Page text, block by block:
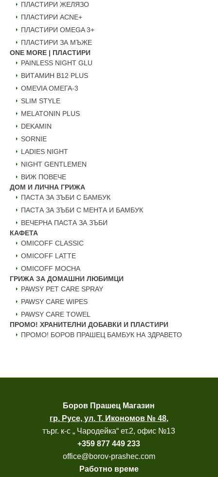
ПЛАСТИРИ ЖЕЛЯЗО
ПЛАСТИРИ ACNE+
ПЛАСТИРИ OMEGA 3+
ПЛАСТИРИ ЗА МЪЖЕ
ONE MORE | ПЛАСТИРИ
PAINLESS NIGHT GLU
ВИТАМИН B12 PLUS
ОMEVIA ОМЕГА-3
SLIM STYLE
MELATONIN PLUS
DEKAMIN
SORNIE
LADIES NIGHT
NIGHT GENTLEMEN
ВИЖ ПОВЕЧЕ
ДОМ И ЛИЧНА ГРИЖА
ПАСТА ЗА ЗЪБИ С БАМБУК
ПАСТА ЗА ЗЪБИ С МЕНТА И БАМБУК
ВЕЧЕРНА ПАСТА ЗА ЗЪБИ
КАФЕТА
OMICOFF CLASSIC
OMICOFF LATTE
OMICOFF MOCHA
ГРИЖА ЗА ДОМАШНИ ЛЮБИМЦИ
PAWSY PET CARE SPRAY
PAWSY CARE WIPES
PAWSY CARE TOWEL
ПРОМО! ХРАНИТЕЛНИ ДОБАВКИ И ПЛАСТИРИ
ПРОМО! БОРОВ ПРАШЕЦ БАМБУК НА ЗДРАВЕТО
Боров Прашец Магазин
гр. Русе, ул. Т. Икономов № 48,
търг. к-с „ Чародейка“ ет.2, офис №13
+359 877 449 233
office@borov-prashec.com
Работно време